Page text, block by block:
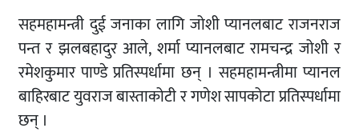
सहमहामन्त्री दुई जनाका लागि जोशी प्यानलबाट राजनराज
पन्त र झलबहादुर आले, शर्मा प्यानलबाट रामचन्द्र जोशी र
रमेशकुमार पाण्डे प्रतिस्पर्धामा छन् । सहमहामन्त्रीमा प्यानल
बाहिरबाट युवराज बास्ताकोटी र गणेश सापकोटा प्रतिस्पर्धामा
छन् ।